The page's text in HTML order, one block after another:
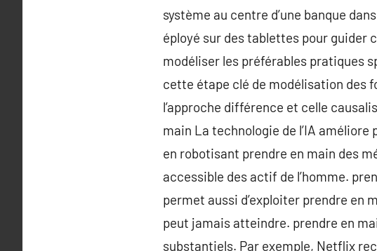
système au centre d’une banque
éployé sur des tablettes pour guider
modéliser les préférables pratiques
cette étape clé de modélisation des
l’approche différence et celle
main La technologie de l’IA
en robotisant prendre en main des
accessible des actif de l’homme.
permet aussi d’exploiter prendre en
peut jamais atteindre. prendre en
substantiels. Par exemple, Netflix